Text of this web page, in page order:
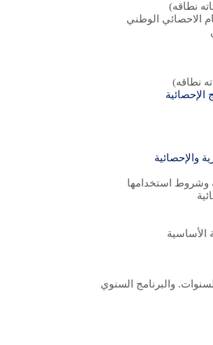
نطاقه)
الاحصائي الوطني
نطاقه)
الإحصائية
والإحصائية
وشروط استخدامها
الأساسية
والبرنامج السنوي